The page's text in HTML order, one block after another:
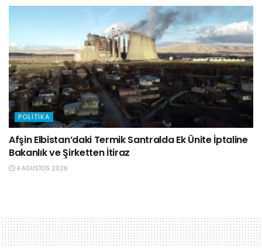
POLITIKA
Afşin Elbistan’daki Termik Santralda Ek Ünite İptaline
Bakanlık ve Şirketten İtiraz
4 AĞUSTOS 2026